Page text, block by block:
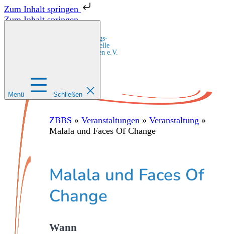
Zum Inhalt springen
Zum Inhalt springen
Zentrale Bildungs-
und Beratungsstelle
für Migrant:innen e.V.
Menü Schließen
ZBBS » Veranstaltungen » Veranstaltung »
Malala und Faces Of Change
Malala und Faces Of
Change
Wann